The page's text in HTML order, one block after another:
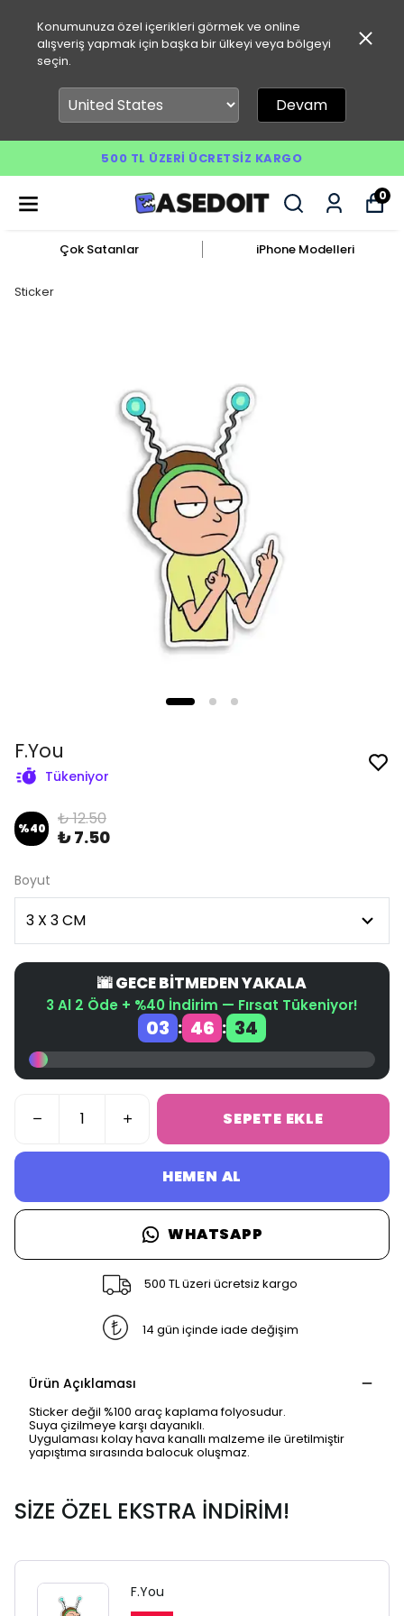
Konumunuza özel içerikleri görmek ve online
alışveriş yapmak için başka bir ülkeyi veya bölgeyi
seçin.
Devam
500 TL ÜZERI ÜCRETSIZ KARGO
0
Çok Satanlar iPhone Modelleri
Sticker
F.You
Tükeniyor
%40 ₺ 12.50
₺ 7.50
Boyut
🌆 GECE BİTMEDEN YAKALA
3 Al 2 Öde + %40 İndirim — Fırsat Tükeniyor!
03 : 46 : 34
SEPETE EKLE
HEMEN AL
WHATSAPP
500 TL üzeri ücretsiz kargo
14 gün içinde iade değişim
Ürün Açıklaması
Sticker değil %100 araç kaplama folyosudur.
Suya çizilmeye karşı dayanıklı.
Uygulaması kolay hava kanallı malzeme ile üretilmiştir
yapıştıma sırasında balocuk oluşmaz.
SİZE ÖZEL EKSTRA İNDİRİM!
F.You